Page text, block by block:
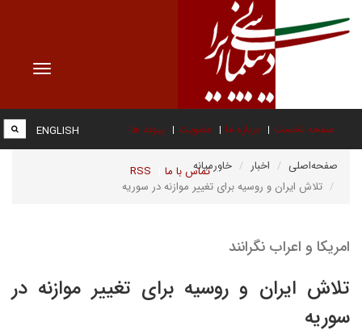
Toggle
صفحه نخست درباره ما عضویت پیوند ها
تماس با ما RSS
ENGLISH
صفحه‌اصلی اخبار
خاورمیانه
تلاش ایران و روسیه برای تغییر موازنه در سوریه
امریکا و اعراب نگرانند
تلاش ایران و روسیه برای تغییر موازنه در
سوریه